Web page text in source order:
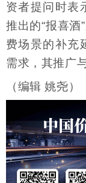
资者提问时表
推出的“报喜酒
费场景的补充
需求，其推广
（编辑 姚尧）